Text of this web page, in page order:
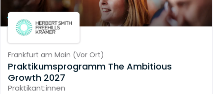
Frankfurt am Main (Vor Ort)
Praktikumsprogramm The Ambitious
Growth 2027
Praktikant:innen